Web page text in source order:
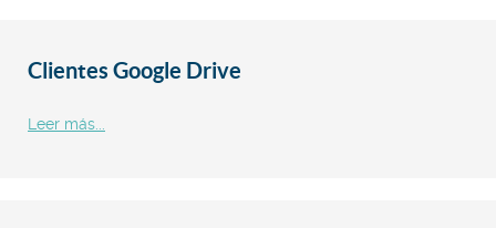
Clientes Google Drive
Leer más...